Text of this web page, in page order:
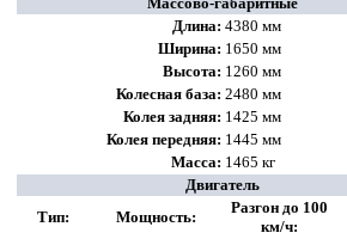
Длина: 4380 мм
Ширина: 1650 мм
Высота: 1260 мм
Колесная база: 2480 мм
Колея задняя: 1425 мм
Колея передняя: 1445 мм
Масса: 1465 кг
Двигатель
Тип:
Мощность:
Разгон до 100
км/ч: